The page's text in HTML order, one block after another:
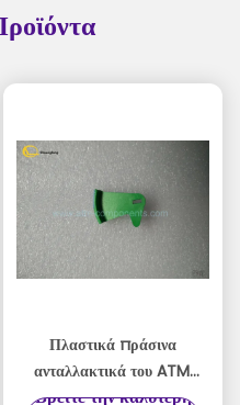
Πλαστικά πράσινα
ανταλλακτικά του ATM,
μικρά μέρη Wincor ATM
Βρείτε την καλύτερη